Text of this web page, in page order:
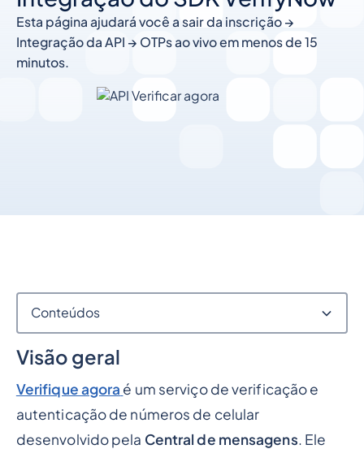
Esta página ajudará você a sair da inscrição →
Integração da API → OTPs ao vivo em menos de 15
minutos.
Visão geral
Verifique agora é um serviço de verificação e
autenticação de números de celular
desenvolvido pela Central de mensagens. Ele
Conteúdos
Integre APIs de verificação de SMS (V3) com a Central de
Mensagens
Características principais